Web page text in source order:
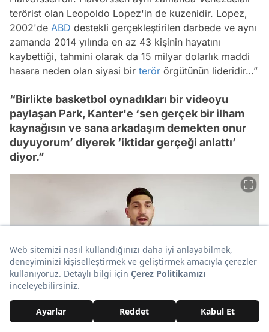
terörist olan Leopoldo Lopez'in de kuzenidir. Lopez,
2002'de ABD destekli gerçekleştirilen darbede ve aynı
zamanda 2014 yılında en az 43 kişinin hayatını
kaybettiği, tahmini olarak da 15 milyar dolarlık maddi
hasara neden olan siyasi bir terör örgütünün lideridir…”
“Birlikte basketbol oynadıkları bir videoyu
paylaşan Park, Kanter'e ‘sen gerçek bir ilham
kaynağısın ve sana arkadaşım demekten onur
duyuyorum’ diyerek ‘iktidar gerçeği anlattı’
diyor.”